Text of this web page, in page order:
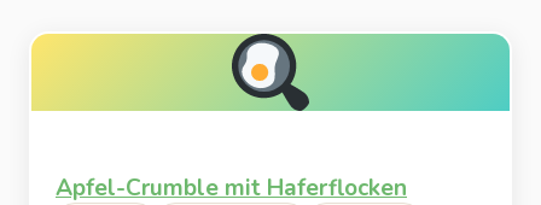
Apfel-Crumble mit Haferflocken